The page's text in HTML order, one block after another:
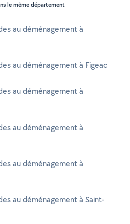
le même département
au déménagement à
au déménagement à Figeac
au déménagement à
au déménagement à
au déménagement à
au déménagement à Saint-